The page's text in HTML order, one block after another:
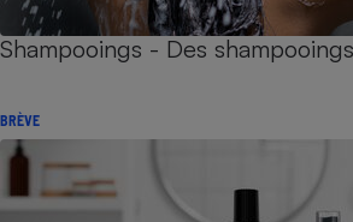
Shampooings - Des
BRÈVE